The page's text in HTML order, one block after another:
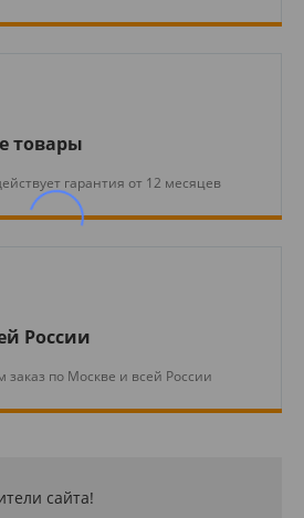
товары
гарантия от 12 месяцев
России
заказ по Москве и всей России
сайта!